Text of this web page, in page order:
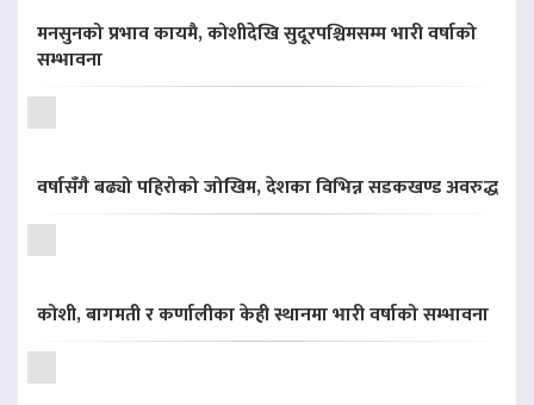
मनसुनको प्रभाव कायमै, कोशीदेखि सुदूरपश्चिमसम्म भारी वर्षाको
सम्भावना
वर्षासँगै बढ्यो पहिरोको जोखिम, देशका विभिन्न सडकखण्ड अवरुद्ध
कोशी, बागमती र कर्णालीका केही स्थानमा भारी वर्षाको सम्भावना